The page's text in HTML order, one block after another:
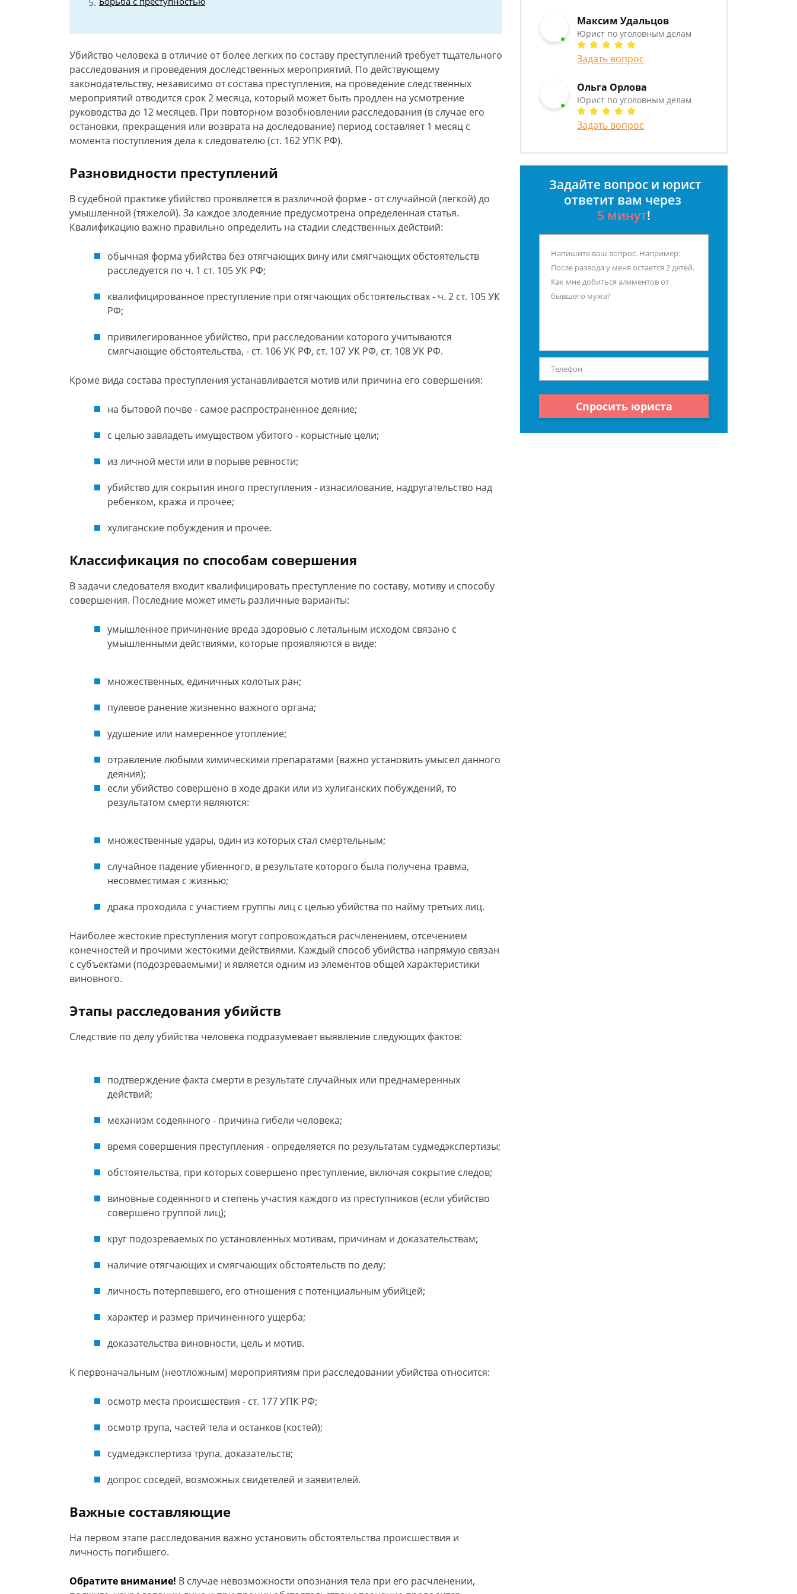
Убийство человека в отличие от более легких по составу преступлений требует тщательного
расследования и проведения доследственных мероприятий. По действующему
законодательству, независимо от состава преступления, на проведение следственных
мероприятий отводится срок 2 месяца, который может быть продлен на усмотрение
руководства до 12 месяцев. При повторном возобновлении расследования (в случае его
остановки, прекращения или возврата на доследование) период составляет 1 месяц с
момента поступления дела к следователю (ст. 162 УПК РФ).
Разновидности преступлений
В судебной практике убийство проявляется в различной форме - от случайной (легкой) до
умышленной (тяжелой). За каждое злодеяние предусмотрена определенная статья.
Квалификацию важно правильно определить на стадии следственных действий:
обычная форма убийства без отягчающих вину или смягчающих обстоятельств
расследуется по ч. 1 ст. 105 УК РФ;
квалифицированное преступление при отягчающих обстоятельствах - ч. 2 ст. 105 УК
РФ;
привилегированное убийство, при расследовании которого учитываются
смягчающие обстоятельства, - ст. 106 УК РФ, ст. 107 УК РФ, ст. 108 УК РФ.
Кроме вида состава преступления устанавливается мотив или причина его совершения:
на бытовой почве - самое распространенное деяние;
с целью завладеть имуществом убитого - корыстные цели;
из личной мести или в порыве ревности;
убийство для сокрытия иного преступления - изнасилование, надругательство над
ребенком, кража и прочее;
хулиганские побуждения и прочее.
Классификация по способам совершения
В задачи следователя входит квалифицировать преступление по составу, мотиву и способу
совершения. Последние может иметь различные варианты:
умышленное причинение вреда здоровью с летальным исходом связано с
умышленными действиями, которые проявляются в виде:
множественных, единичных колотых ран;
пулевое ранение жизненно важного органа;
удушение или намеренное утопление;
отравление любыми химическими препаратами (важно установить умысел данного
деяния);
если убийство совершено в ходе драки или из хулиганских побуждений, то
результатом смерти являются:
множественные удары, один из которых стал смертельным;
случайное падение убиенного, в результате которого была получена травма,
несовместимая с жизнью;
драка проходила с участием группы лиц с целью убийства по найму третьих лиц.
Наиболее жестокие преступления могут сопровождаться расчленением, отсечением
конечностей и прочими жестокими действиями. Каждый способ убийства напрямую связан
с субъектами (подозреваемыми) и является одним из элементов общей характеристики
виновного.
Этапы расследования убийств
Следствие по делу убийства человека подразумевает выявление следующих фактов:
подтверждение факта смерти в результате случайных или преднамеренных
действий;
механизм содеянного - причина гибели человека;
время совершения преступления - определяется по результатам судмедэкспертизы;
обстоятельства, при которых совершено преступление, включая сокрытие следов;
виновные содеянного и степень участия каждого из преступников (если убийство
совершено группой лиц);
круг подозреваемых по установленных мотивам, причинам и доказательствам;
наличие отягчающих и смягчающих обстоятельств по делу;
личность потерпевшего, его отношения с потенциальным убийцей;
характер и размер причиненного ущерба;
доказательства виновности, цель и мотив.
К первоначальным (неотложным) мероприятиям при расследовании убийства относится:
осмотр места происшествия - ст. 177 УПК РФ;
осмотр трупа, частей тела и останков (костей);
судмедэкспертиза трупа, доказательств;
допрос соседей, возможных свидетелей и заявителей.
Важные составляющие
На первом этапе расследования важно установить обстоятельства происшествия и
личность погибшего.
Обратите внимание! В случае невозможности опознания тела при его расчленении,
Максим Удальцов
Юрист по уголовным делам
Задать вопрос
Ольга Орлова
Юрист по уголовным делам
Задать вопрос
Задайте вопрос и юрист
ответит вам через
5 минут!
Спросить юриста